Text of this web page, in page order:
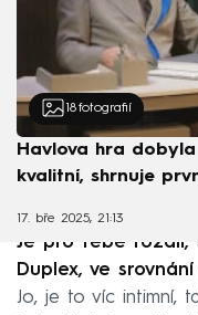
18 fotografií
Havlova hra
kvalitní, shrnuje
17. bře 2025, 21:13
Je pro tebe rozdíl,
Duplex, ve
Jo, je to víc intimní,